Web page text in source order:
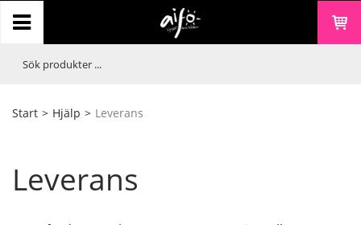
Start > Hjälp > Leverans
Leverans